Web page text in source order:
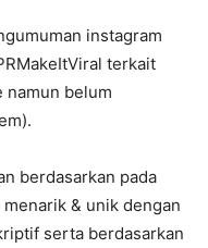
instagram
terkait
namun belum
berdasarkan pada
& unik dengan
serta berdasarkan